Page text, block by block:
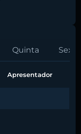
Quinta Sexta
Apresentador